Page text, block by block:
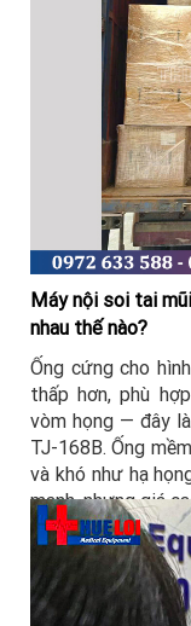
Máy nội soi tai
nhau thế nào?
Ống cứng cho
thấp hơn, phù
vòm họng — đây
TJ-168B. Ống
và khó như hạ
mạnh, nhưng giá
hơn.